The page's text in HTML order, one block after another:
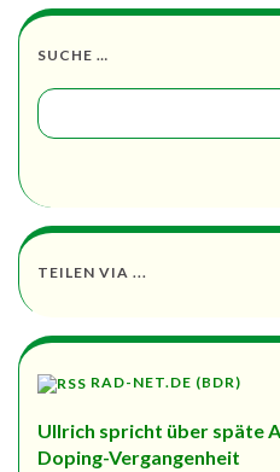
SUCHE …
TEILEN VIA ...
RAD-NET.DE (BDR)
Ullrich spricht über späte
Doping-Vergangenheit